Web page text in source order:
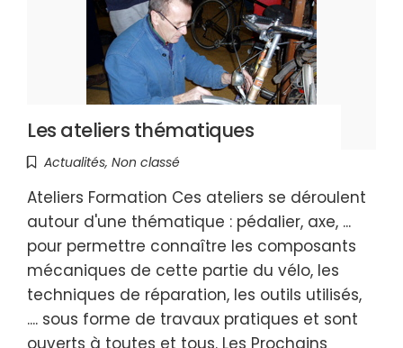
Les ateliers thématiques
Actualités, Non classé
Ateliers Formation Ces ateliers se déroulent
autour d'une thématique : pédalier, axe, ...
pour permettre connaître les composants
mécaniques de cette partie du vélo, les
techniques de réparation, les outils utilisés,
.... sous forme de travaux pratiques et sont
ouverts à toutes et tous. Les Prochains